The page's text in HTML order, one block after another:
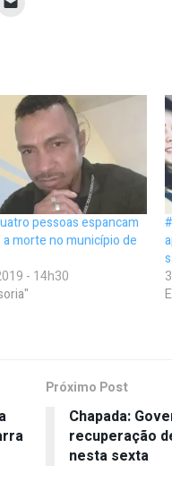
pessoas espancam
morte no município de
- 14h30
Próximo Post
Chapada:
recuperação
nesta sexta